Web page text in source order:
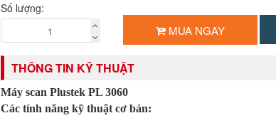
Số lượng:
MUA NGAY
THÔNG TIN KỸ THUẬT
Máy scan Plustek PL 3060
Các tính năng kỹ thuật cơ bản: